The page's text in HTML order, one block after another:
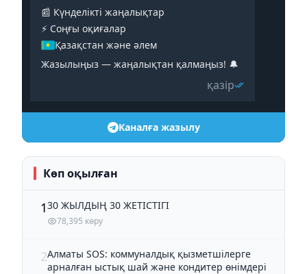
📰 Күнделікті жаңалықтар
⚡️ Соңғы оқиғалар
Қазақстан және әлем
Жазылыңыз — жаңалықтан қалмаңыз! 🔔
қазір
Каналға жазылу
Көп оқылған
130 ЖЫЛДЫҢ 30 ЖЕТІСТІГІ
78,395 көру
2Алматы SOS: коммуналдық қызметшілерге
арналған ыстық шай және кондитер өнімдері